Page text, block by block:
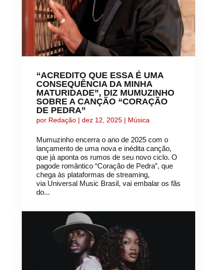
“ACREDITO QUE ESSA É UMA
CONSEQUÊNCIA DA MINHA
MATURIDADE”, DIZ MUMUZINHO
SOBRE A CANÇÃO “CORAÇÃO
DE PEDRA”
por Redação| dez 12, 2025| Música
Mumuzinho encerra o ano de 2025 com o
lançamento de uma nova e inédita canção,
que já aponta os rumos de seu novo ciclo. O
pagode romântico “Coração de Pedra”, que
chega às plataformas de streaming,
via Universal Music Brasil, vai embalar os fãs
do...